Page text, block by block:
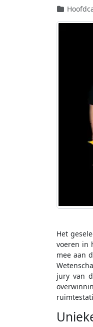
Het
voeren in
mee aan
jury van